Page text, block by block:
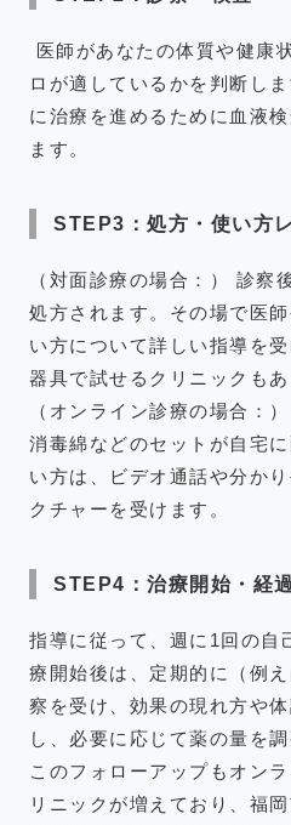
医師があなたの体質や健康
ロが適しているかを判断し
に治療を進めるために血液
ます。
STEP3：処方・使い方
（対面診療の場合：） 診察
処方されます。その場で医
い方について詳しい指導を
器具で試せるクリニックもあ
（オンライン診療の場合：
消毒綿などのセットが自宅
い方は、ビデオ通話や分か
クチャーを受けます。
STEP4：治療開始・経
指導に従って、週に1回の自
療開始後は、定期的に（例
察を受け、効果の現れ方や
し、必要に応じて薬の量を調
このフォローアップもオン
リニックが増えており、福